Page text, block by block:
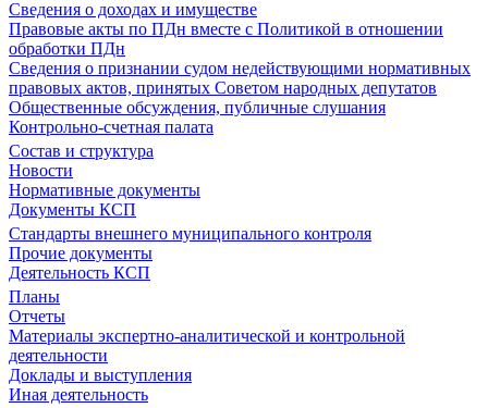
Сведения о доходах и имуществе
Правовые акты по ПДн вместе с Политикой в отношении
обработки ПДн
Сведения о признании судом недействующими нормативных
правовых актов, принятых Советом народных депутатов
Общественные обсуждения, публичные слушания
Контрольно-счетная палата
Состав и структура
Новости
Нормативные документы
Документы КСП
Стандарты внешнего муниципального контроля
Прочие документы
Деятельность КСП
Планы
Отчеты
Материалы экспертно-аналитической и контрольной
деятельности
Доклады и выступления
Иная деятельность